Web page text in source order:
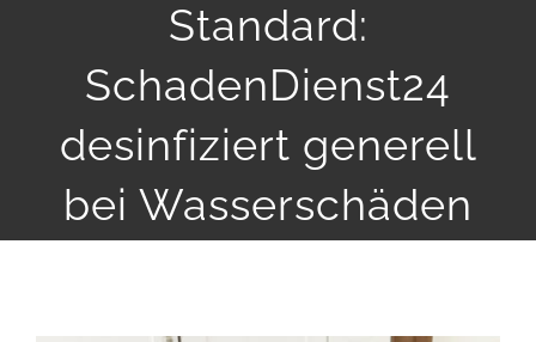
Standard:
SchadenDienst24
desinfiziert generell
bei Wasserschäden